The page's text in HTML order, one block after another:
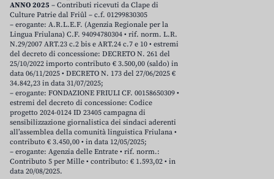
ANNO 2025 – Contributi ricevuti da Clape di
Culture Patrie dal Friûl – c.f. 01299830305
– erogante: A.R.L.E.F. (Agenzia Regionale per la
Lingua Friulana) C.F. 94094780304 • rif. norm. L.R.
N.29/2007 ART.23 c.2 bis e ART.24 c.7 e 10 • estremi
del decreto di concessione: DECRETO N. 261 del
25/10/2022 importo contributo € 3.500,00 (saldo) in
data 06/11/2025 • DECRETO N. 173 del 27/06/2025 €
34.842,23 in data 31/07/2025;
– erogante: FONDAZIONE FRIULI CF. 00158650309 •
estremi del decreto di concessione: Codice
progetto 2024-0124 ID 23405 campagna di
sensibilizzazione giornalistica dei sindaci aderenti
all’assemblea della comunità linguistica Friulana •
contributo € 3.450,00 • in data 12/05/2025;
– erogante: Agenzia delle Entrate • rif. norm.:
Contributo 5 per Mille • contributo: € 1.593,02 • in
data 20/08/2025.